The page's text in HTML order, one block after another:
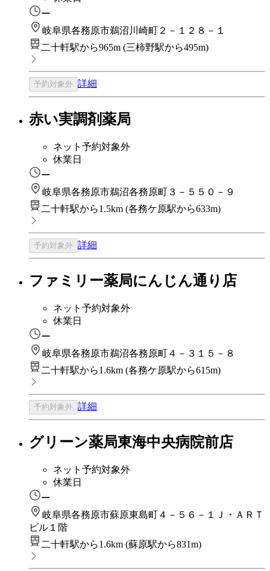
ー
岐阜県各務原市鵜沼川崎町２－１２８－１
二十軒駅から965m (三柿野駅から495m)
予約対象外 詳細
赤い実調剤薬局
ネット予約対象外
休業日
ー
岐阜県各務原市鵜沼各務原町３－５５０－９
二十軒駅から1.5km (各務ケ原駅から633m)
予約対象外 詳細
ファミリー薬局にんじん通り店
ネット予約対象外
休業日
ー
岐阜県各務原市鵜沼各務原町４－３１５－８
二十軒駅から1.6km (各務ケ原駅から615m)
予約対象外 詳細
グリーン薬局東海中央病院前店
ネット予約対象外
休業日
ー
岐阜県各務原市蘇原東島町４－５６－１Ｊ・ＡＲＴ
ビル１階
二十軒駅から1.6km (蘇原駅から831m)